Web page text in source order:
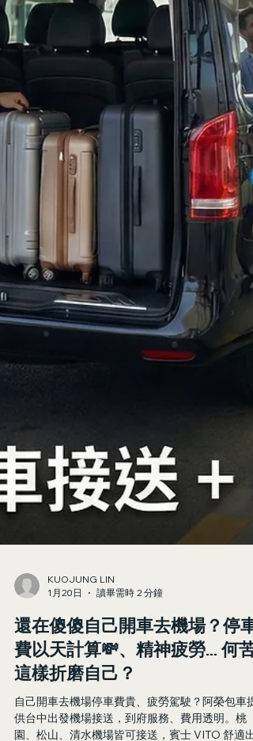
1月20日
讀畢需時 2 分鐘
還在傻傻自己開車去機場？停車
費以天計算💸、精神疲勞... 何苦
這樣折磨自己？
自己開車去機場停車費貴、疲勞駕駛？阿榮包車提